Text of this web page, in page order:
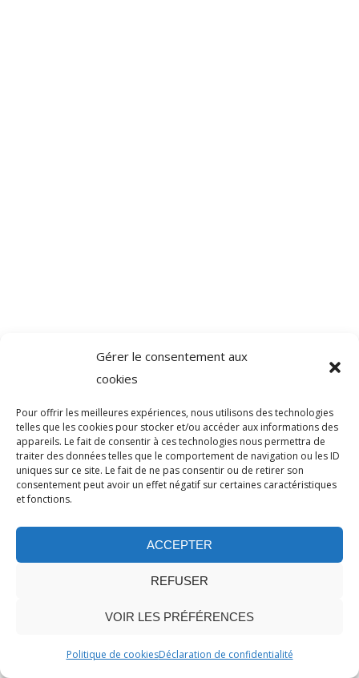
Gérer le consentement aux
cookies
Pour offrir les meilleures expériences, nous utilisons des technologies
telles que les cookies pour stocker et/ou accéder aux informations des
appareils. Le fait de consentir à ces technologies nous permettra de
traiter des données telles que le comportement de navigation ou les ID
uniques sur ce site. Le fait de ne pas consentir ou de retirer son
consentement peut avoir un effet négatif sur certaines caractéristiques
et fonctions.
ACCEPTER
REFUSER
VOIR LES PRÉFÉRENCES
Politique de cookiesDéclaration de confidentialité